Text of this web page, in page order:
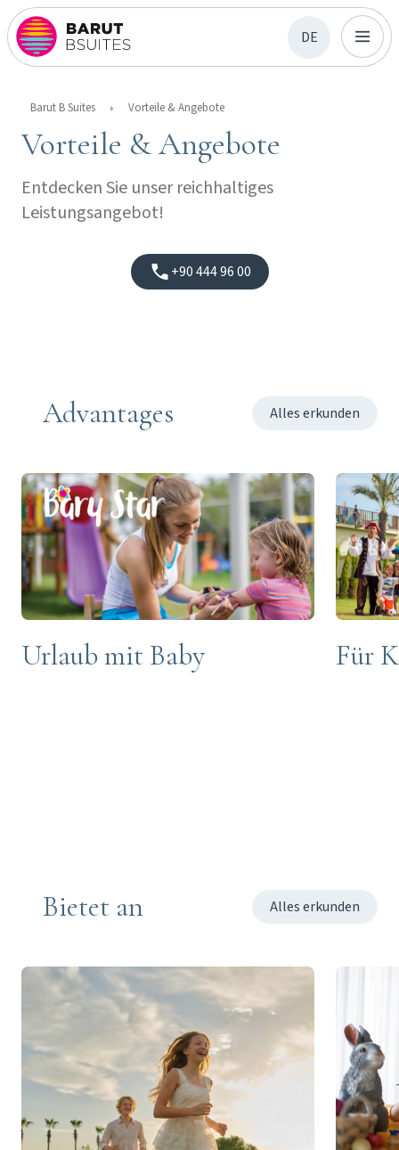
DE
Barut B Suites Vorteile & Angebote
Vorteile & Angebote
Entdecken Sie unser reichhaltiges
Leistungsangebot!
+90 444 96 00
Advantages Alles erkunden
Urlaub mit Baby Für
Bietet an Alles erkunden